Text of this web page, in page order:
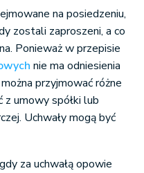
na posiedzeniu,
zostali zaproszeni, a co
Ponieważ w przepisie
nie ma odniesienia
przyjmować różne
z umowy spółki lub
Uchwały mogą być
za uchwałą opowie